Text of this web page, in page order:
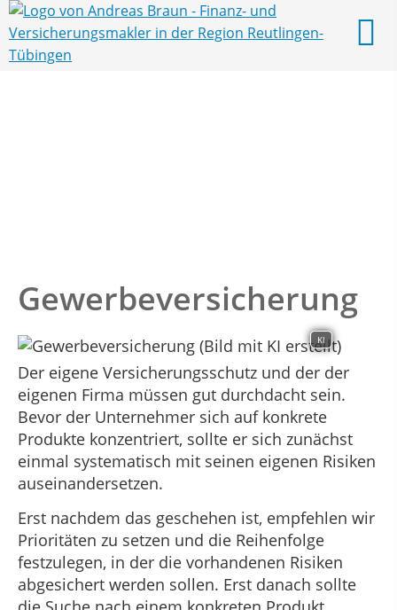
Gewerbeversicherung
KI
Der eigene Versicherungsschutz und der der
eigenen Firma müssen gut durchdacht sein.
Bevor der Unternehmer sich auf konkrete
Produkte konzentriert, sollte er sich zunächst
einmal systematisch mit seinen eigenen Risiken
auseinandersetzen.
Erst nachdem das geschehen ist, empfehlen wir
Prioritäten zu setzen und die Reihenfolge
festzulegen, in der die vorhandenen Risiken
abgesichert werden sollen. Erst danach sollte